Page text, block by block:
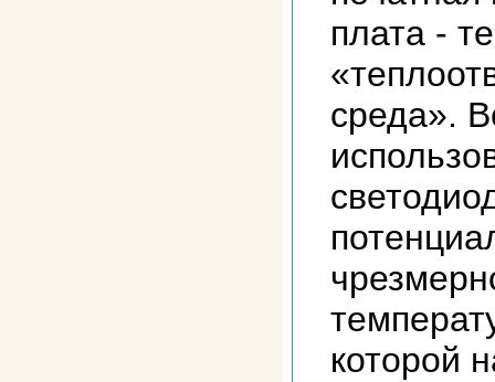
плата -
среда».
которой